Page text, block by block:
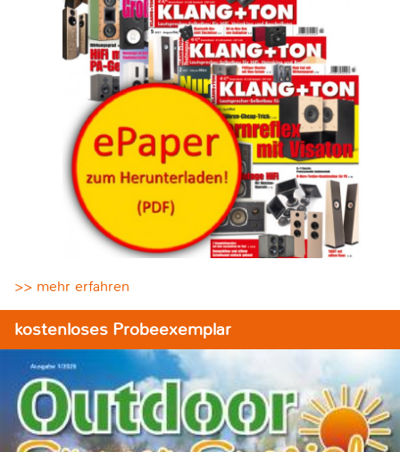
>> mehr erfahren
kostenloses Probeexemplar